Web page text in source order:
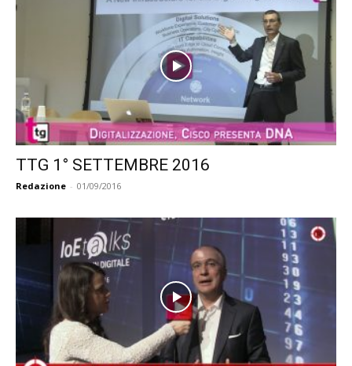
TTG 1° SETTEMBRE 2016
Redazione - 01/09/2016